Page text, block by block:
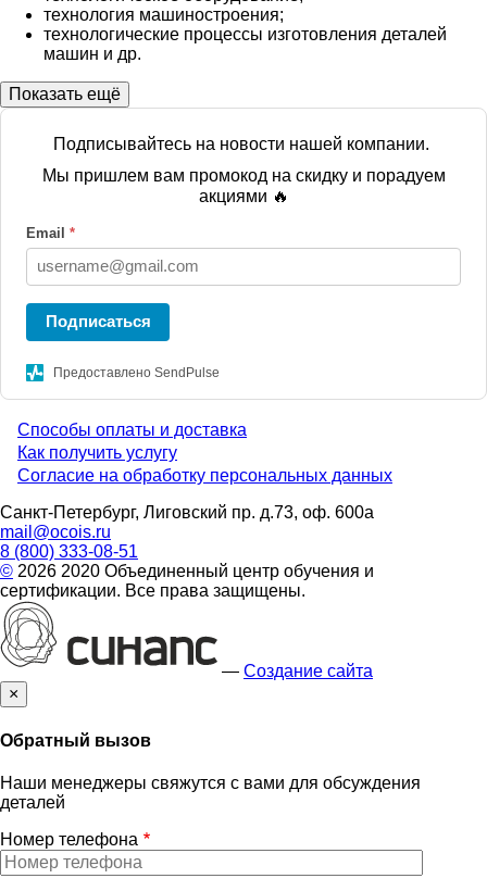
технология машиностроения;
технологические процессы изготовления деталей
машин и др.
Показать ещё
Подписывайтесь на новости нашей компании.
Мы пришлем вам промокод на скидку и порадуем
акциями 🔥
Email *
Подписаться
Предоставлено SendPulse
Menu
footer
Способы оплаты и доставка
Как получить услугу
Согласие на обработку персональных данных
Санкт-Петербург, Лиговский пр. д.73, оф. 600а
mail@ocois.ru
8 (800) 333-08-51
© 2026 2020 Объединенный центр обучения и
сертификации. Все права защищены.
— Создание сайта
×
Обратный вызов
Наши менеджеры свяжутся с вами для обсуждения
деталей
Номер телефона